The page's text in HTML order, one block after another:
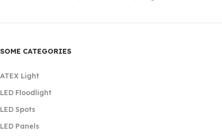
SOME CATEGORIES
ATEX Light
LED Floodlight
LED Spots
LED Panels